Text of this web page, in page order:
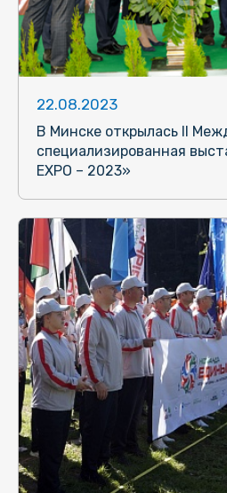
22.08.2023
В Минске открылась II
специализированная
EXPO – 2023»